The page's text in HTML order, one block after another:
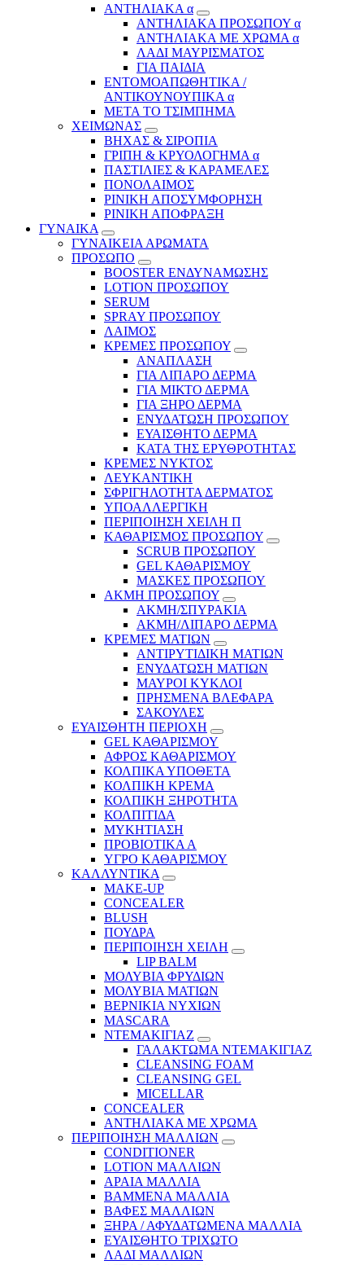
ΑΝΤΗΛΙΑΚΑ α
ΑΝΤΗΛΙΑΚΑ ΠΡΟΣΩΠΟΥ α
ΑΝΤΗΛΙΑΚΑ ΜΕ ΧΡΩΜΑ α
ΛΑΔΙ ΜΑΥΡΙΣΜΑΤΟΣ
ΓΙΑ ΠΑΙΔΙΑ
ΕΝΤΟΜΟΑΠΩΘΗΤΙΚΑ /
ΑΝΤΙΚΟΥΝΟΥΠΙΚΑ α
ΜΕΤΑ ΤΟ ΤΣΙΜΠΗΜΑ
ΧΕΙΜΩΝΑΣ
ΒΗΧΑΣ & ΣΙΡΟΠΙΑ
ΓΡΙΠΗ & ΚΡΥΟΛΟΓΗΜΑ α
ΠΑΣΤΙΛΙΕΣ & ΚΑΡΑΜΕΛΕΣ
ΠΟΝΟΛΑΙΜΟΣ
ΡΙΝΙΚΗ ΑΠΟΣΥΜΦΟΡΗΣΗ
ΡΙΝΙΚΗ ΑΠΟΦΡΑΞΗ
ΓΥΝΑΙΚΑ
ΓΥΝΑΙΚΕΙΑ ΑΡΩΜΑΤΑ
ΠΡΟΣΩΠΟ
BOOSTER ΕΝΔΥΝΑΜΩΣΗΣ
LOTION ΠΡΟΣΩΠΟΥ
SERUM
SPRAY ΠΡΟΣΩΠΟΥ
ΛΑΙΜΟΣ
ΚΡΕΜΕΣ ΠΡΟΣΩΠΟΥ
ΑΝΑΠΛΑΣΗ
ΓΙΑ ΛΙΠΑΡΟ ΔΕΡΜΑ
ΓΙΑ ΜΙΚΤΟ ΔΕΡΜΑ
ΓΙΑ ΞΗΡΟ ΔΕΡΜΑ
ΕΝΥΔΑΤΩΣΗ ΠΡΟΣΩΠΟΥ
ΕΥΑΙΣΘΗΤΟ ΔΕΡΜΑ
ΚΑΤΑ ΤΗΣ ΕΡΥΘΡΟΤΗΤΑΣ
ΚΡΕΜΕΣ ΝΥΚΤΟΣ
ΛΕΥΚΑΝΤΙΚΗ
ΣΦΡΙΓΗΛΟΤΗΤΑ ΔΕΡΜΑΤΟΣ
ΥΠΟΑΛΛΕΡΓΙΚΗ
ΠΕΡΙΠΟΙΗΣΗ ΧΕΙΛΗ Π
ΚΑΘΑΡΙΣΜΟΣ ΠΡΟΣΩΠΟΥ
SCRUB ΠΡΟΣΩΠΟΥ
GEL ΚΑΘΑΡΙΣΜΟΥ
ΜΑΣΚΕΣ ΠΡΟΣΩΠΟΥ
ΑΚΜΗ ΠΡΟΣΩΠΟΥ
ΑΚΜΗ/ΣΠΥΡΑΚΙΑ
ΑΚΜΗ/ΛΙΠΑΡΟ ΔΕΡΜΑ
ΚΡΕΜΕΣ ΜΑΤΙΩΝ
ΑΝΤΙΡΥΤΙΔΙΚΗ ΜΑΤΙΩΝ
ΕΝΥΔΑΤΩΣΗ ΜΑΤΙΩΝ
ΜΑΥΡΟΙ ΚΥΚΛΟΙ
ΠΡΗΣΜΕΝΑ ΒΛΕΦΑΡΑ
ΣΑΚΟΥΛΕΣ
ΕΥΑΙΣΘΗΤΗ ΠΕΡΙΟΧΗ
GEL ΚΑΘΑΡΙΣΜΟΥ
ΑΦΡΟΣ ΚΑΘΑΡΙΣΜΟΥ
ΚΟΛΠΙΚΑ ΥΠΟΘΕΤΑ
ΚΟΛΠΙΚΗ ΚΡΕΜΑ
ΚΟΛΠΙΚΗ ΞΗΡΟΤΗΤΑ
ΚΟΛΠΙΤΙΔΑ
ΜΥΚΗΤΙΑΣΗ
ΠΡΟΒΙΟΤΙΚΑ Α
ΥΓΡΟ ΚΑΘΑΡΙΣΜΟΥ
ΚΑΛΛΥΝΤΙΚΑ
MAKE-UP
CONCEALER
BLUSH
ΠΟΥΔΡΑ
ΠΕΡΙΠΟΙΗΣΗ ΧΕΙΛΗ
LIP BALM
ΜΟΛΥΒΙΑ ΦΡΥΔΙΩΝ
ΜΟΛΥΒΙΑ ΜΑΤΙΩΝ
ΒΕΡΝΙΚΙΑ ΝΥΧΙΩΝ
MASCARA
ΝΤΕΜΑΚΙΓΙΑΖ
ΓΑΛΑΚΤΩΜΑ ΝΤΕΜΑΚΙΓΙΑΖ
CLEANSING FOAM
CLEANSING GEL
MICELLAR
CONCEALER
ΑΝΤΗΛΙΑΚΑ ΜΕ ΧΡΩΜΑ
ΠΕΡΙΠΟΙΗΣΗ ΜΑΛΛΙΩΝ
CONDITIONER
LOTION ΜΑΛΛΙΩΝ
ΑΡΑΙΑ ΜΑΛΛΙΑ
ΒΑΜΜΕΝΑ ΜΑΛΛΙΑ
ΒΑΦΕΣ ΜΑΛΛΙΩΝ
ΞΗΡΑ / ΑΦΥΔΑΤΩΜΕΝΑ ΜΑΛΛΙΑ
ΕΥΑΙΣΘΗΤΟ ΤΡΙΧΩΤΟ
ΛΑΔΙ ΜΑΛΛΙΩΝ